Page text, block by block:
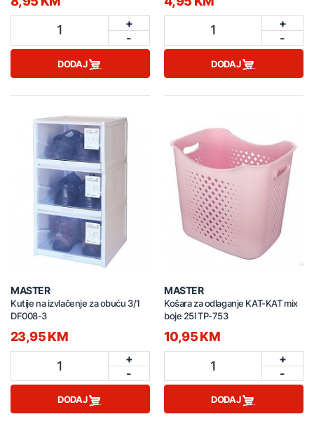
1
+
-
DODAJ
1
+
-
DODAJ
MASTER
Kutije na izvlačenje za obuću 3/1
DF008-3
23,95 KM
1
+
-
DODAJ
MASTER
Košara za odlaganje KAT-KAT mix
boje 25l TP-753
10,95 KM
1
+
-
DODAJ